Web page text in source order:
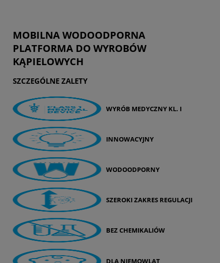
MOBILNA WODOODPORNA
PLATFORMA DO WYROBÓW
KĄPIELOWYCH
SZCZEGÓLNE ZALETY
WYRÓB MEDYCZNY KL. I
INNOWACYJNY
WODOODPORNY
SZEROKI ZAKRES REGULACJI
BEZ CHEMIKALIÓW
DLA NIEMOWLĄT